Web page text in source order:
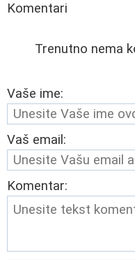
Komentari
Trenutno nema
Vaše ime:
Vaš email:
Komentar: